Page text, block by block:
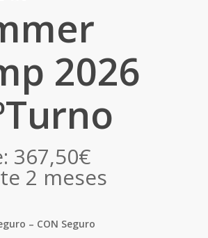
2026
367,50€
2 meses
– CON Seguro